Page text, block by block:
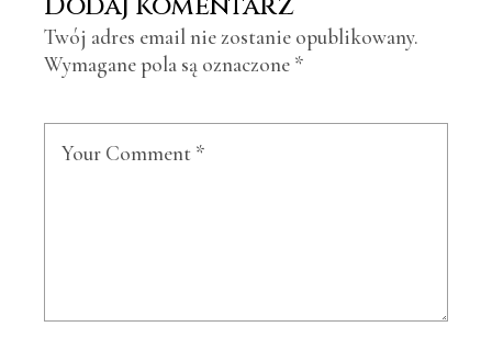
Twój adres email nie zostanie opublikowany.
Wymagane pola są oznaczone *